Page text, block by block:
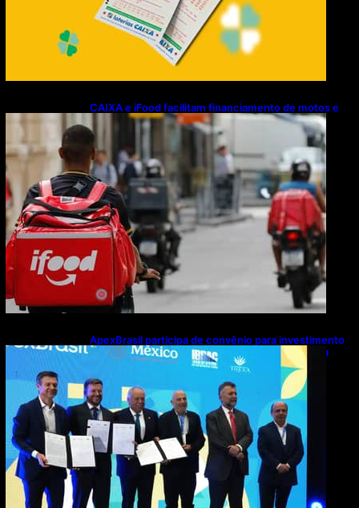
CAIXA e iFood facilitam financiamento de motos e
bicicletas elétricas para entregadores
ApexBrasil participa de convênio para investimento
de R$ 2,63 milhões em exportações de cachaça